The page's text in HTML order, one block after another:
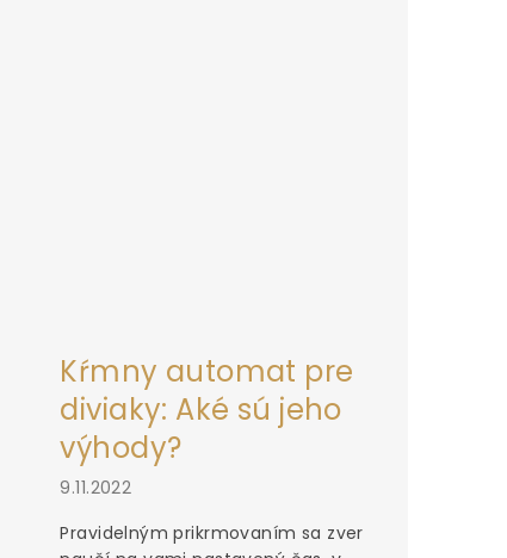
Kŕmny automat pre
diviaky: Aké sú jeho
výhody?
9.11.2022
Pravidelným prikrmovaním sa zver